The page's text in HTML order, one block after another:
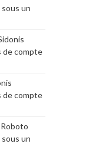
un
de compte
de compte
un